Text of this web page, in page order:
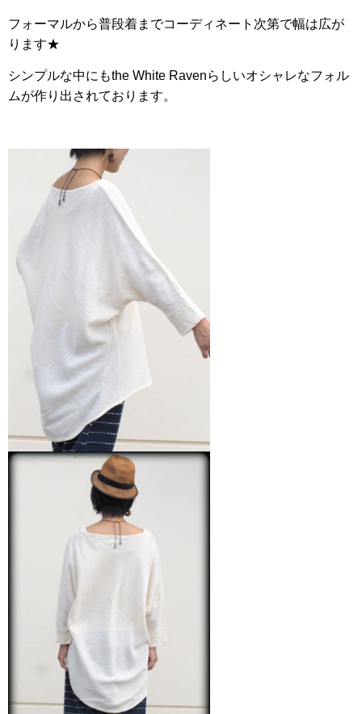
フォーマルから普段着までコーディネート次第で幅は広が
ります★
シンプルな中にもthe White Ravenらしいオシャレなフォル
ムが作り出されております。